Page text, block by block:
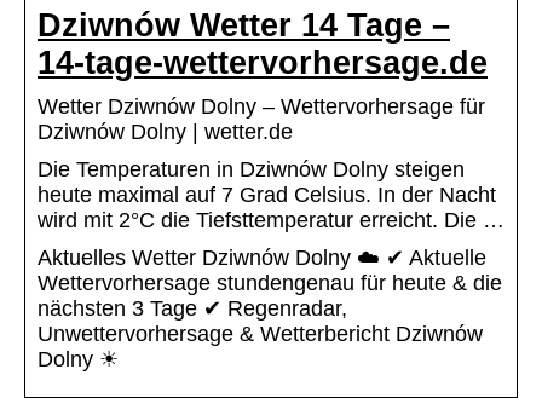
Dziwnów Wetter 14 Tage –
14-tage-wettervorhersage.de
Wetter Dziwnów Dolny – Wettervorhersage für
Dziwnów Dolny | wetter.de
Die Temperaturen in Dziwnów Dolny steigen
heute maximal auf 7 Grad Celsius. In der Nacht
wird mit 2°C die Tiefsttemperatur erreicht. Die …
Aktuelles Wetter Dziwnów Dolny ☁️ ✔ Aktuelle
Wettervorhersage stundengenau für heute & die
nächsten 3 Tage ✔ Regenradar,
Unwettervorhersage & Wetterbericht Dziwnów
Dolny ☀